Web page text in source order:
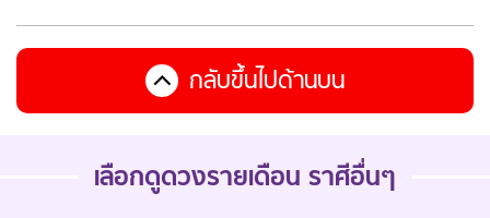
กลับขึ้นไปด้านบน
เลือกดูดวงรายเดือน ราศีอื่นๆ